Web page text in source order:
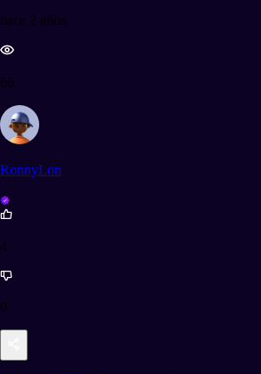
hace 2 años
66
RonnyLon
4
0